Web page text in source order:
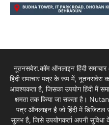
नूतनसवेरा.कॉम ऑनलाइन हिंदी
हिंदी समाचार पत्र के रूप में, नूतनसवेरा
आवश्यकता है, जिसका उपयोग हिंदी मैं
क्षमता तक किया जा सकता है।
पत्र ऑनलाइन है जो हिंदी में डिजिटल
सुलभ है, जिसे उपयोगकर्ता अपनी